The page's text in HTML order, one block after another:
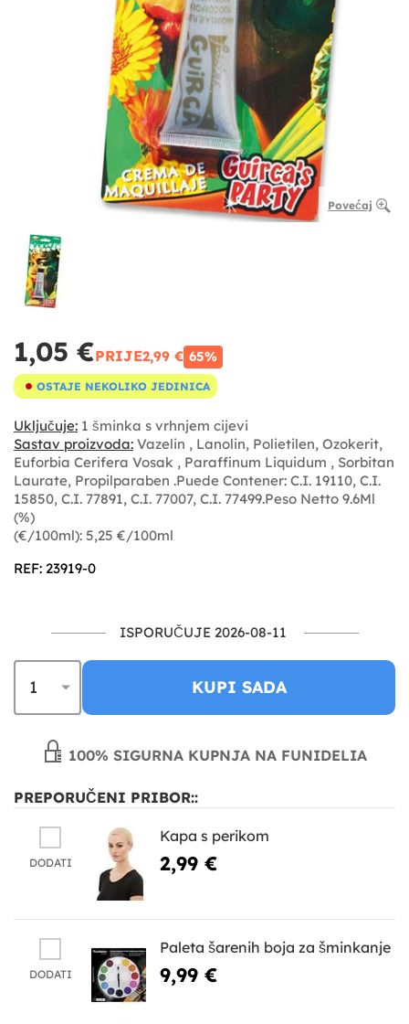
Povećaj
1,05 €PRIJE2,99 € 65%
OSTAJE NEKOLIKO JEDINICA
Uključuje: 1 šminka s vrhnjem cijevi
Sastav proizvoda: Vazelin , Lanolin, Polietilen, Ozokerit,
Euforbia Cerifera Vosak , Paraffinum Liquidum , Sorbitan
Laurate, Propilparaben .Puede Contener: C.I. 19110, C.I.
15850, C.I. 77891, C.I. 77007, C.I. 77499.Peso Netto 9.6Ml
(%)
(€/100ml): 5,25 €/100ml
REF: 23919-0
ISPORUČUJE 2026-08-11
KUPI SADA
100% SIGURNA KUPNJA NA FUNIDELIA
PREPORUČENI PRIBOR::
DODATI
Kapa s perikom
2,99 €
DODATI
Paleta šarenih boja za šminkanje
9,99 €